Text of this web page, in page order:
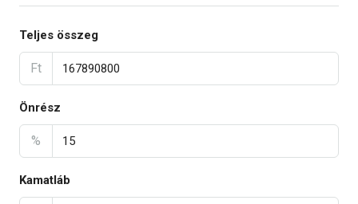
Teljes összeg
Ft
Önrész
%
Kamatláb